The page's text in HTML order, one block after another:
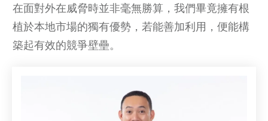
在面對外在威脅時並非毫無勝算，我們畢竟擁有根
植於本地市場的獨有優勢，若能善加利用，便能構
築起有效的競爭壁壘。